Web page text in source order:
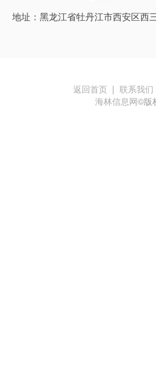
地址： 黑龙江省牡丹江市西安区西
返回首页 | 联系我们
海林信息网©版